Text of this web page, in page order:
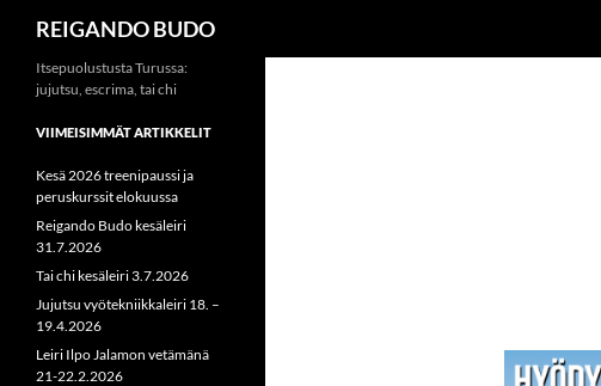
Siirry
sisältöön
REIGANDO BUDO
Itsepuolustusta Turussa:
jujutsu, escrima, tai chi
VIIMEISIMMÄT ARTIKKELIT
Kesä 2026 treenipaussi ja
peruskurssit elokuussa
Reigando Budo kesäleiri
31.7.2026
Tai chi kesäleiri 3.7.2026
Jujutsu vyötekniikkaleiri 18. –
19.4.2026
Leiri Ilpo Jalamon vetämänä
21-22.2.2026